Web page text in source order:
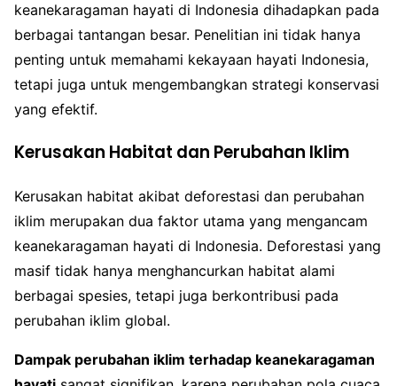
keanekaragaman hayati di Indonesia dihadapkan pada
berbagai tantangan besar. Penelitian ini tidak hanya
penting untuk memahami kekayaan hayati Indonesia,
tetapi juga untuk mengembangkan strategi konservasi
yang efektif.
Kerusakan Habitat dan Perubahan Iklim
Kerusakan habitat akibat deforestasi dan perubahan
iklim merupakan dua faktor utama yang mengancam
keanekaragaman hayati di Indonesia. Deforestasi yang
masif tidak hanya menghancurkan habitat alami
berbagai spesies, tetapi juga berkontribusi pada
perubahan iklim global.
Dampak perubahan iklim terhadap keanekaragaman